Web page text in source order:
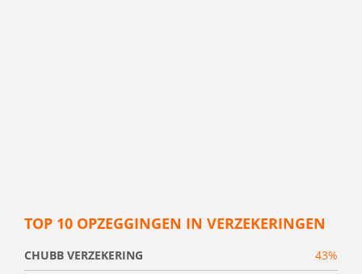
TOP 10 OPZEGGINGEN IN VERZEKERINGEN
CHUBB VERZEKERING
43%